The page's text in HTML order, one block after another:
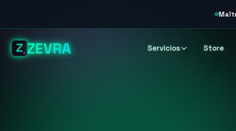
ZEVRA Servicios Store